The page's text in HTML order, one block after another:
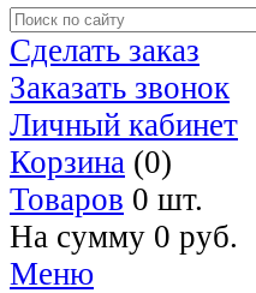
Сделать заказ
Заказать звонок
Личный кабинет
Корзина (0)
Товаров 0 шт.
На сумму 0 руб.
Меню